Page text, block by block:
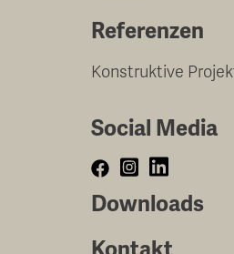
Referenzen
Konstruktive
Social Media
Downloads